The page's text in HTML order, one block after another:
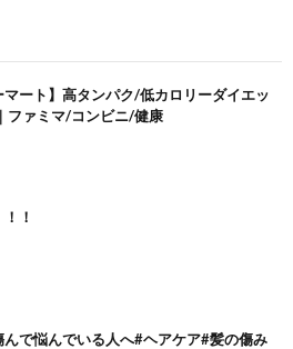
マート】高タンパク/低カロリーダイエッ
ファミマ/コンビニ/健康
！
んで悩んでいる人へ#ヘアケア#髪の傷み